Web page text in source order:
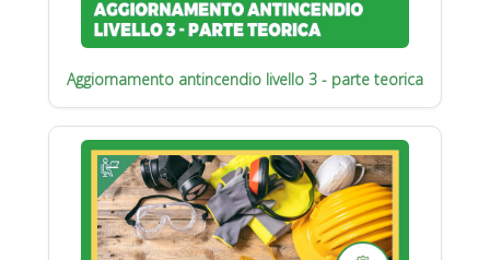
Aggiornamento antincendio livello 3 - parte teorica